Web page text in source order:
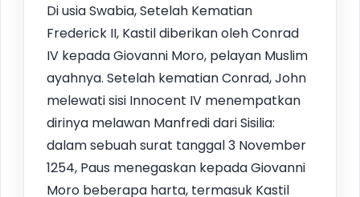
Di usia Swabia, Setelah Kematian
Frederick II, Kastil diberikan oleh Conrad
IV kepada Giovanni Moro, pelayan Muslim
ayahnya. Setelah kematian Conrad, John
melewati sisi Innocent IV menempatkan
dirinya melawan Manfredi dari Sisilia:
dalam sebuah surat tanggal 3 November
1254, Paus menegaskan kepada Giovanni
Moro beberapa harta, termasuk Kastil